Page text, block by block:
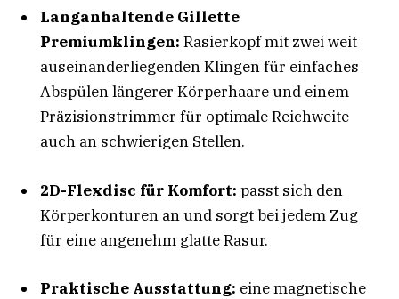
Langanhaltende Gillette
Premiumklingen: Rasierkopf mit zwei weit
auseinanderliegenden Klingen für einfaches
Abspülen längerer Körperhaare und einem
Präzisionstrimmer für optimale Reichweite
auch an schwierigen Stellen.
2D-Flexdisc für Komfort: passt sich den
Körperkonturen an und sorgt bei jedem Zug
für eine angenehm glatte Rasur.
Praktische Ausstattung: eine magnetische